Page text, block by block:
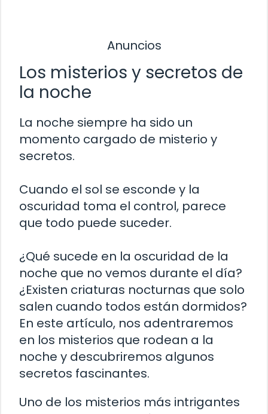
Anuncios
Los misterios y secretos de
la noche
La noche siempre ha sido un
momento cargado de misterio y
secretos.
Cuando el sol se esconde y la
oscuridad toma el control, parece
que todo puede suceder.
¿Qué sucede en la oscuridad de la
noche que no vemos durante el día?
¿Existen criaturas nocturnas que solo
salen cuando todos están dormidos?
En este artículo, nos adentraremos
en los misterios que rodean a la
noche y descubriremos algunos
secretos fascinantes.
Uno de los misterios más intrigantes